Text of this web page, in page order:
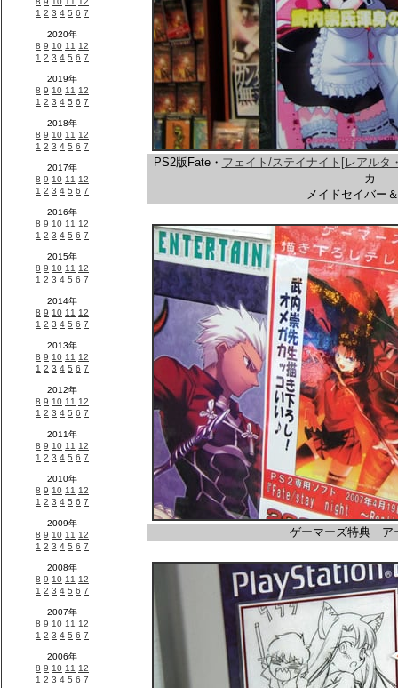
PS2版Fate・ フェイト/ステイナイト[レアルタ
カ
メイドセイバー
ゲーマーズ特典 ア